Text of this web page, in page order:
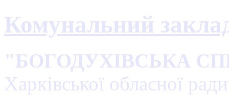
Комунальний
"БОГОДУХІВСЬКА
Харківської обласної ради